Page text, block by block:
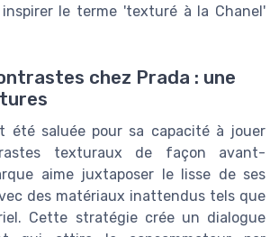
le terme 'texturé à la Chanel'
chez Prada : une
été saluée pour sa capacité à jouer
texturaux de façon avant-
aime juxtaposer le lisse de ses
des matériaux inattendus tels que
Cette stratégie crée un dialogue